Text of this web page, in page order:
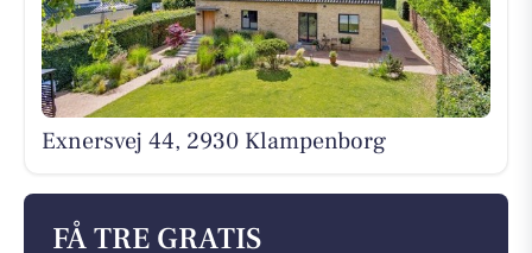
Exnersvej 44, 2930 Klampenborg
FÅ TRE GRATIS